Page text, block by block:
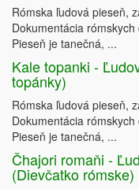
Rómska ľudová pieseň,
Dokumentácia
Pieseň je tanečná, ...
Kale topanki -
topánky)
Rómska ľudová pieseň,
Dokumentácia
Pieseň je tanečná, ...
Čhajori romaňi -
(Dievčatko rómske)